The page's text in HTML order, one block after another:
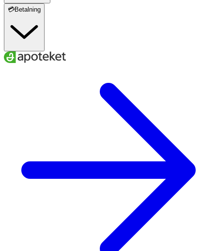
💳Betalning